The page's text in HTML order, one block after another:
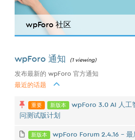
wpForo 社区
wpForo 通知 (1 viewing)
发布最新的 wpForo 官方通知
最近的话题
重要 新版本
wpForo 3.0 AI 人工
问测试版计划
新版本 wpForo Forum 2.4.16 – 最